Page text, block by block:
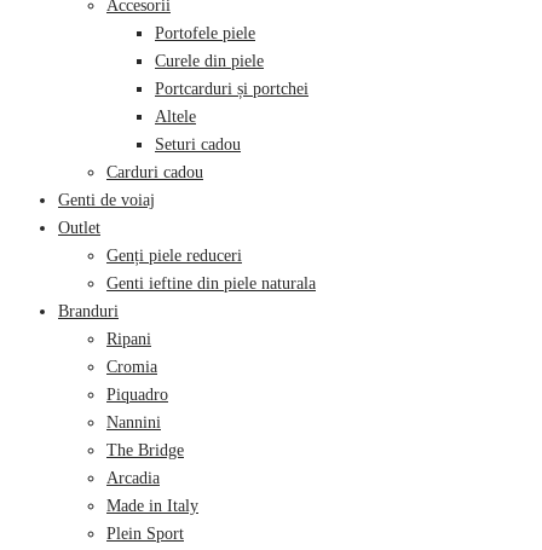
Accesorii
Portofele piele
Curele din piele
Portcarduri și portchei
Altele
Seturi cadou
Carduri cadou
Genti de voiaj
Outlet
Genți piele reduceri
Genti ieftine din piele naturala
Branduri
Ripani
Cromia
Piquadro
Nannini
The Bridge
Arcadia
Made in Italy
Plein Sport